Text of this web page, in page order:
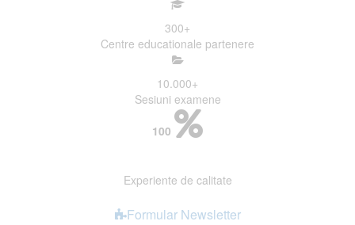
300+
Centre educationale partenere
10.000+
Sesiuni examene
100
Experiente de calitate
Formular Newsletter